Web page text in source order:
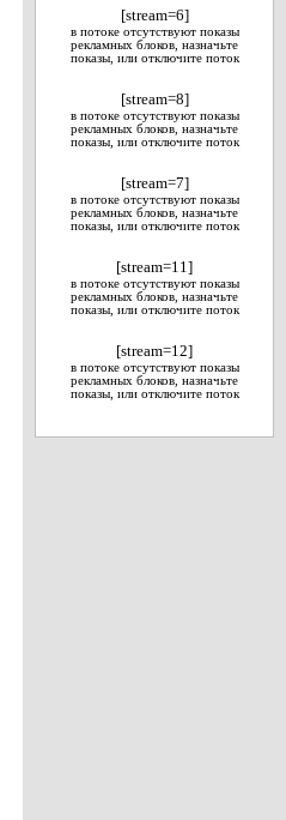
[stream=6]
в потоке отсутствуют показы
рекламных блоков, назначьте
показы, или отключите поток
[stream=8]
в потоке отсутствуют показы
рекламных блоков, назначьте
показы, или отключите поток
[stream=7]
в потоке отсутствуют показы
рекламных блоков, назначьте
показы, или отключите поток
[stream=11]
в потоке отсутствуют показы
рекламных блоков, назначьте
показы, или отключите поток
[stream=12]
в потоке отсутствуют показы
рекламных блоков, назначьте
показы, или отключите поток